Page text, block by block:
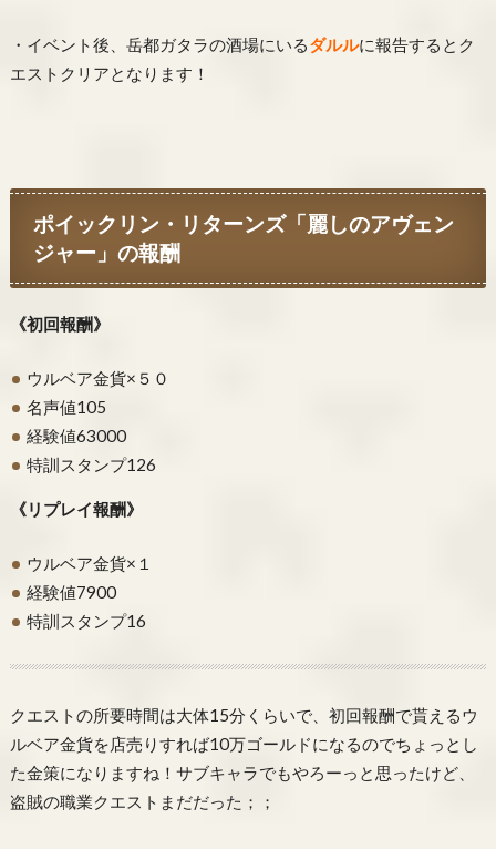
・イベント後、岳都ガタラの酒場にいるダルルに報告するとク
エストクリアとなります！
ポイックリン・リターンズ「麗しのアヴェン
ジャー」の報酬
《初回報酬》
ウルベア金貨×５０
名声値105
経験値63000
特訓スタンプ126
《リプレイ報酬》
ウルベア金貨×１
経験値7900
特訓スタンプ16
クエストの所要時間は大体15分くらいで、初回報酬で貰えるウ
ルベア金貨を店売りすれば10万ゴールドになるのでちょっとし
た金策になりますね！サブキャラでもやろーっと思ったけど、
盗賊の職業クエストまだだった；；